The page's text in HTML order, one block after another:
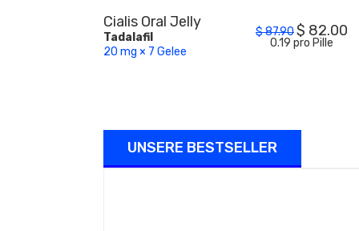
Cialis Oral Jelly
Tadalafil
20 mg × 7 Gelee
$87.90$ 82.00
0.19 pro Pille
UNSERE BESTSELLER